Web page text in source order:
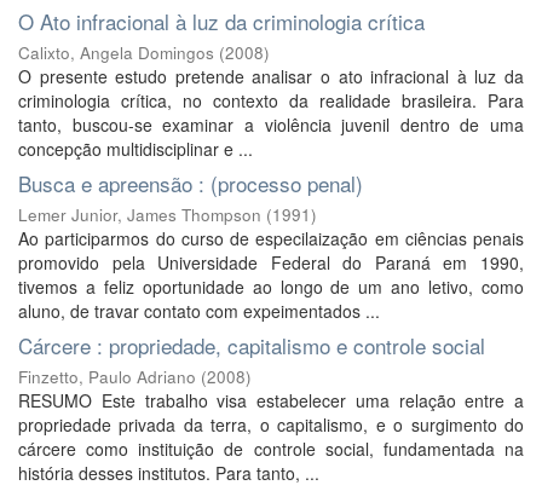
O Ato infracional à luz da criminologia crítica
Calixto, Angela Domingos (2008)
O presente estudo pretende analisar o ato infracional à luz da
criminologia crítica, no contexto da realidade brasileira. Para
tanto, buscou-se examinar a violência juvenil dentro de uma
concepção multidisciplinar e ...
Busca e apreensão : (processo penal)
Lemer Junior, James Thompson (1991)
Ao participarmos do curso de especilaização em ciências penais
promovido pela Universidade Federal do Paraná em 1990,
tivemos a feliz oportunidade ao longo de um ano letivo, como
aluno, de travar contato com expeimentados ...
Cárcere : propriedade, capitalismo e controle social
Finzetto, Paulo Adriano (2008)
RESUMO Este trabalho visa estabelecer uma relação entre a
propriedade privada da terra, o capitalismo, e o surgimento do
cárcere como instituição de controle social, fundamentada na
história desses institutos. Para tanto, ...